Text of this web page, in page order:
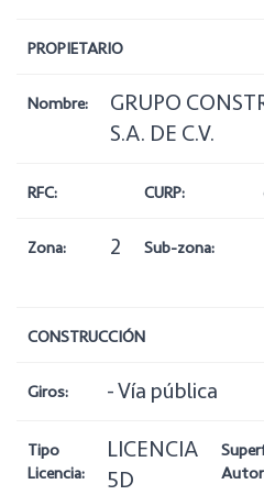
PROPIETARIO
Nombre:
GRUPO
S.A. DE C.V.
RFC: CURP:
Zona: 2 Sub-zona:
CONSTRUCCIÓN
Giros: - Vía pública
Tipo
Licencia:
LICENCIA
5D